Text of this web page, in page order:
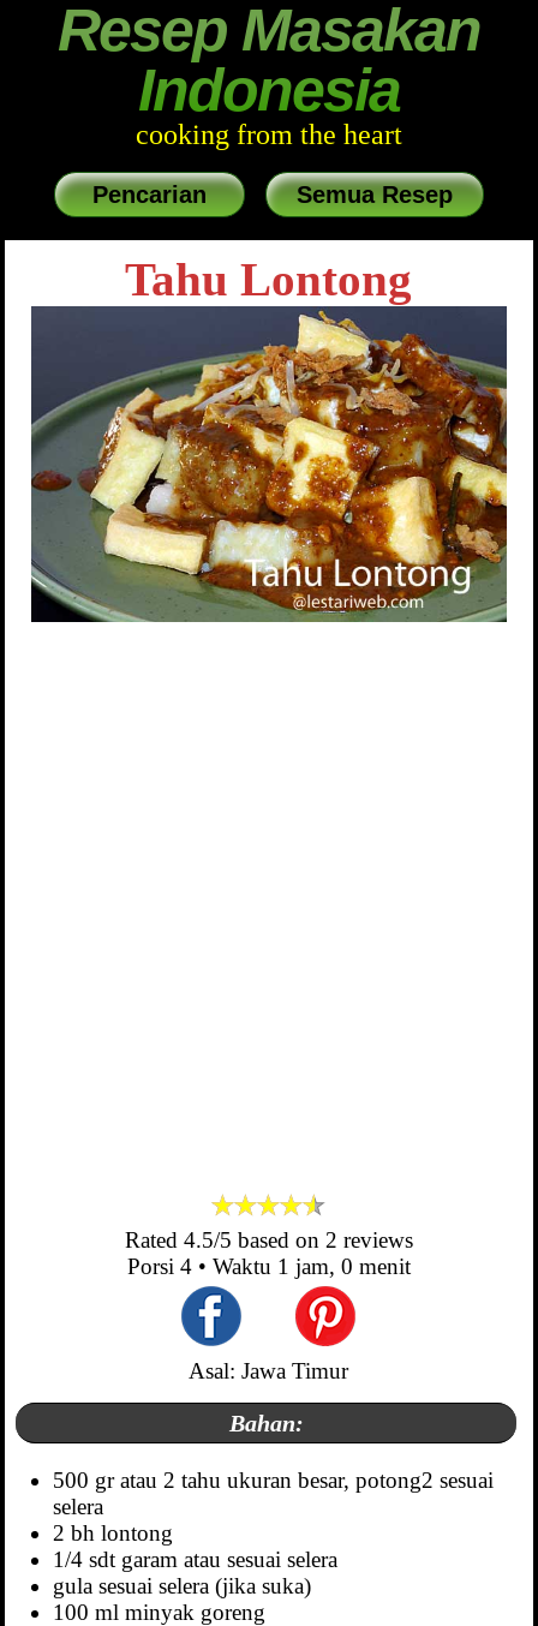
Resep Masakan
Indonesia
cooking from the heart
Pencarian Semua Resep
Tahu Lontong
Rated 4.5/5 based on 2 reviews
Porsi 4• Waktu 1 jam, 0 menit
Asal: Jawa Timur
Bahan:
500 gr atau 2 tahu ukuran besar, potong2 sesuai
selera
2 bh lontong
1/4 sdt garam atau sesuai selera
gula sesuai selera (jika suka)
100 ml minyak goreng